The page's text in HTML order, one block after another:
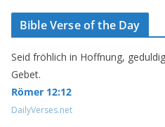
Bible Verse of the Day
Seid fröhlich in Hoffnung,
Gebet.
Römer 12:12
DailyVerses.net